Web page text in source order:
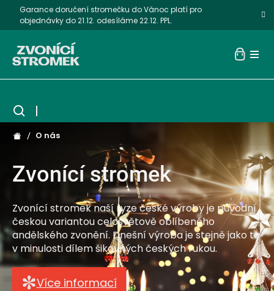
Přejít
obsah
Garance doručení stromečku do Vánoc platí pro
objednávky do 21.12. odesíláme 22.12. PPL.
O
O nás
Zvonící stromek
Zvonící stromek naší ryze české výroby je původní
českou variantou celosvětově oblíbeného
andělského zvonění. Dnešní výroba je stejně jako ta
v minulosti dílem šikovných českých rukou.
Více informací